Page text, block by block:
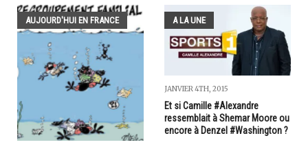
AUJOURD'HUI EN FRANCE A LA UNE
JANVIER 4TH, 2015
Et si Camille #Alexandre
ressemblait à Shemar Moore ou
encore à Denzel #Washington ?